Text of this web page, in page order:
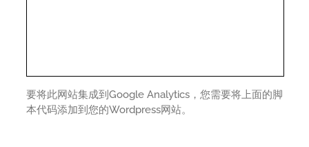
要将此网站集成到Google Analytics，您需要将上面的脚
本代码添加到您的Wordpress网站。